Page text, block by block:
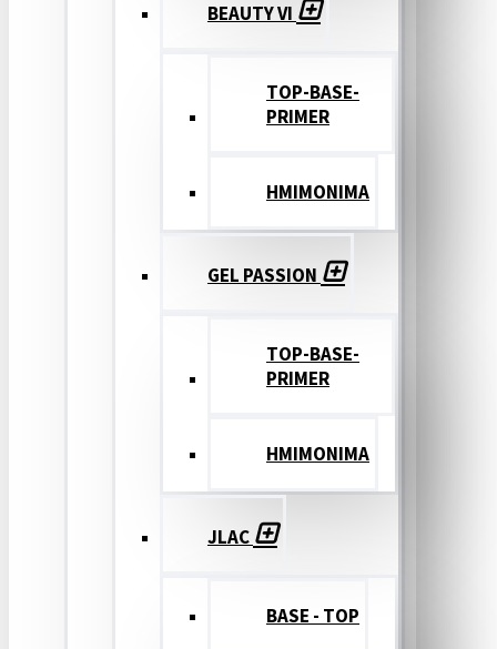
BEAUTY VI
TOP-BASE-
PRIMER
ΗΜΙΜΟΝΙΜΑ
GEL PASSION
TOP-BASE-
PRIMER
ΗΜΙΜΟΝΙΜΑ
JLAC
BASE - TOP